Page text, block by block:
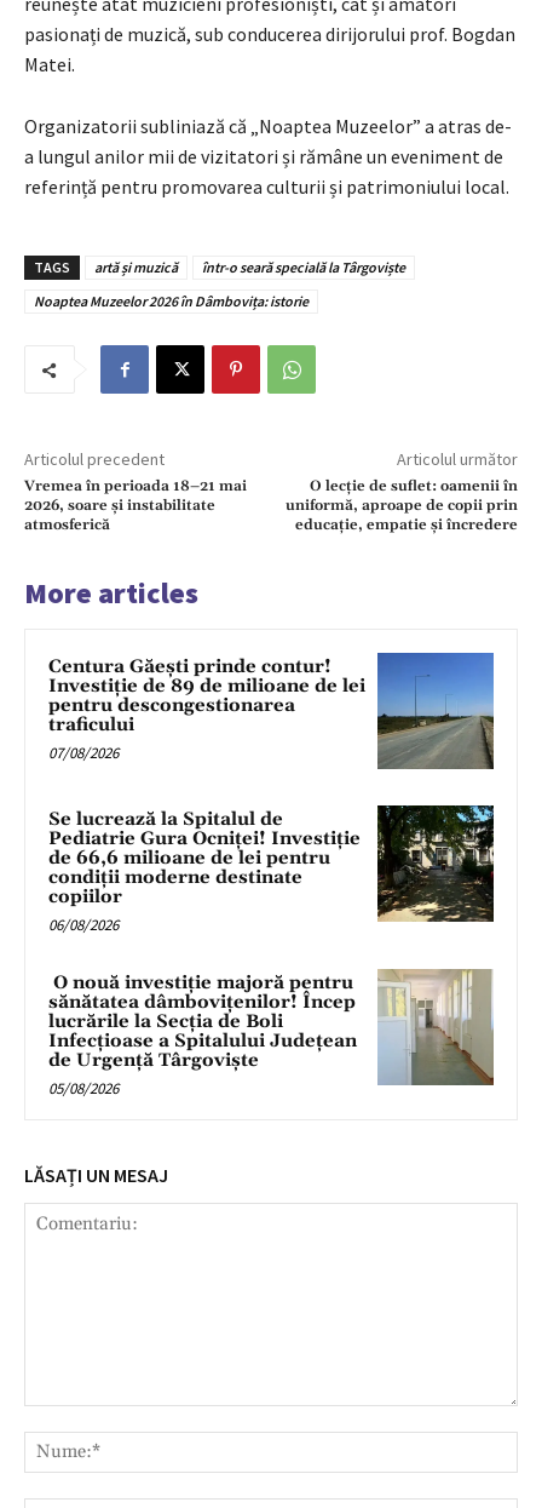
pasionați de muzică, sub conducerea dirijorului prof. Bogdan
Matei.
Organizatorii subliniază că „Noaptea Muzeelor” a atras de-
a lungul anilor mii de vizitatori și rămâne un eveniment de
referință pentru promovarea culturii și patrimoniului local.
TAGS artă și muzică
într-o seară specială la Târgoviște
Noaptea Muzeelor 2026 în Dâmbovița: istorie
Articolul precedent
Vremea în perioada 18–21 mai
2026, soare și instabilitate
atmosferică
Articolul următor
O lecție de suflet: oamenii în
uniformă, aproape de copii prin
educație, empatie și încredere
More articles
Centura Găești prinde contur!
Investiție de 89 de milioane de lei
pentru descongestionarea
traficului
07/08/2026
Se lucrează la Spitalul de
Pediatrie Gura Ocniței! Investiție
de 66,6 milioane de lei pentru
condiții moderne destinate
copiilor
06/08/2026
O nouă investiție majoră pentru
sănătatea dâmbovițenilor! Încep
lucrările la Secția de Boli
Infecțioase a Spitalului Județean
de Urgență Târgoviște
05/08/2026
LĂSAȚI UN MESAJ